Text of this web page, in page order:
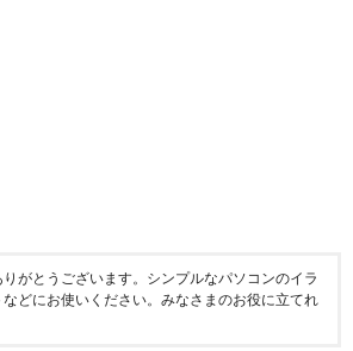
がとうございます。シンプルなパソコンのイラ
どにお使いください。みなさまのお役に立てれ